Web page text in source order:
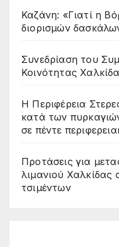
Καζάνη: «Γιατί η
διορισμών
Συνεδρίαση του
Κοινότητας
Η Περιφέρεια
κατά των
σε πέντε
Προτάσεις για
λιμανιού
τσιμέντων